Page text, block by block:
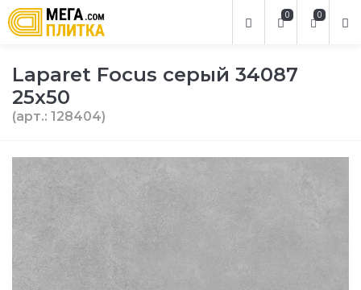
0
0
Laparet Focus серый 34087
25х50
(арт.: 128404)